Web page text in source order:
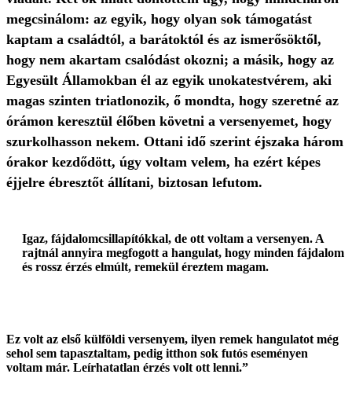
megcsinálom: az egyik, hogy olyan sok támogatást
kaptam a családtól, a barátoktól és az ismerősöktől,
hogy nem akartam csalódást okozni; a másik, hogy az
Egyesült Államokban él az egyik unokatestvérem, aki
magas szinten triatlonozik, ő mondta, hogy szeretné az
órámon keresztül élőben követni a versenyemet, hogy
szurkolhasson nekem. Ottani idő szerint éjszaka három
órakor kezdődött, úgy voltam velem, ha ezért képes
éjjelre ébresztőt állítani, biztosan lefutom.
Igaz, fájdalomcsillapítókkal, de ott voltam a versenyen. A
rajtnál annyira megfogott a hangulat, hogy minden fájdalom
és rossz érzés elmúlt, remekül éreztem magam.
Ez volt az első külföldi versenyem, ilyen remek hangulatot még
sehol sem tapasztaltam, pedig itthon sok futós eseményen
voltam már. Leírhatatlan érzés volt ott lenni.”